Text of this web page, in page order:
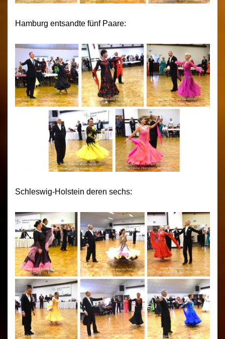
Hamburg entsandte fünf Paare:
Schleswig-Holstein deren sechs: